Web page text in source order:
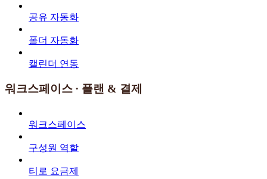
공유 자동화
폴더 자동화
캘린더 연동
워크스페이스 · 플랜 & 결제
워크스페이스
구성원 역할
티로 요금제